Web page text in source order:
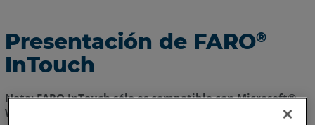
también
Presentación de FARO®
InTouch
Nota: FARO InTouch sólo es compatible con Microsoft®
Windows® 10/11